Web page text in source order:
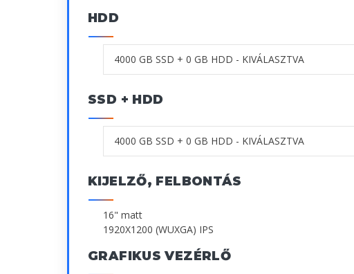
HDD
SSD + HDD
KIJELZŐ, FELBONTÁS
16" matt
1920X1200 (WUXGA) IPS
GRAFIKUS VEZÉRLŐ